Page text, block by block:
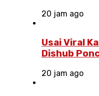
20 jam ago
Usai Viral
Dishub
20 jam ago